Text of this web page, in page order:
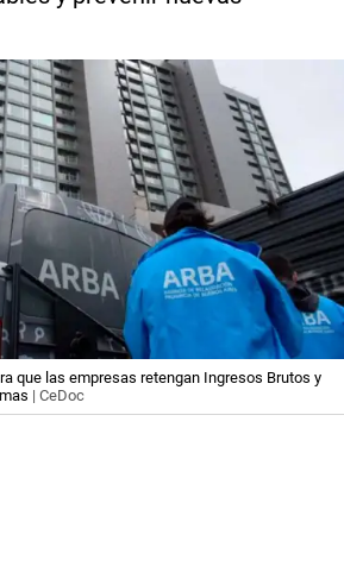
que las empresas retengan Ingresos Brutos y
| CeDoc